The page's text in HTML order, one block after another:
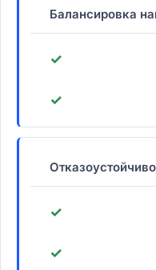
Балансировка
✓
✓
✓
✓